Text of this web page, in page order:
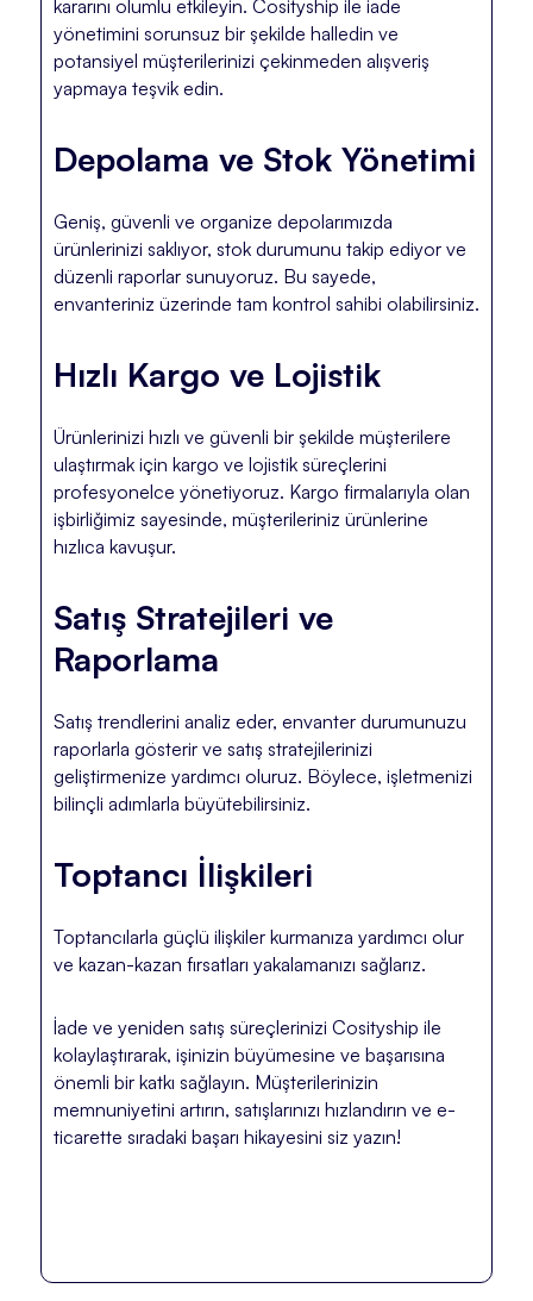
kararını olumlu etkileyin. Cosityship ile iade
yönetimini sorunsuz bir şekilde halledin ve
potansiyel müşterilerinizi çekinmeden alışveriş
yapmaya teşvik edin.
Depolama ve Stok Yönetimi
Geniş, güvenli ve organize depolarımızda
ürünlerinizi saklıyor, stok durumunu takip ediyor ve
düzenli raporlar sunuyoruz. Bu sayede,
envanteriniz üzerinde tam kontrol sahibi olabilirsiniz.
Hızlı Kargo ve Lojistik
Ürünlerinizi hızlı ve güvenli bir şekilde müşterilere
ulaştırmak için kargo ve lojistik süreçlerini
profesyonelce yönetiyoruz. Kargo firmalarıyla olan
işbirliğimiz sayesinde, müşterileriniz ürünlerine
hızlıca kavuşur.
Satış Stratejileri ve
Raporlama
Satış trendlerini analiz eder, envanter durumunuzu
raporlarla gösterir ve satış stratejilerinizi
geliştirmenize yardımcı oluruz. Böylece, işletmenizi
bilinçli adımlarla büyütebilirsiniz.
Toptancı İlişkileri
Toptancılarla güçlü ilişkiler kurmanıza yardımcı olur
ve kazan-kazan fırsatları yakalamanızı sağlarız.
İade ve yeniden satış süreçlerinizi Cosityship ile
kolaylaştırarak, işinizin büyümesine ve başarısına
önemli bir katkı sağlayın. Müşterilerinizin
memnuniyetini artırın, satışlarınızı hızlandırın ve e-
ticarette sıradaki başarı hikayesini siz yazın!